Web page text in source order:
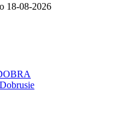
18-08-2026